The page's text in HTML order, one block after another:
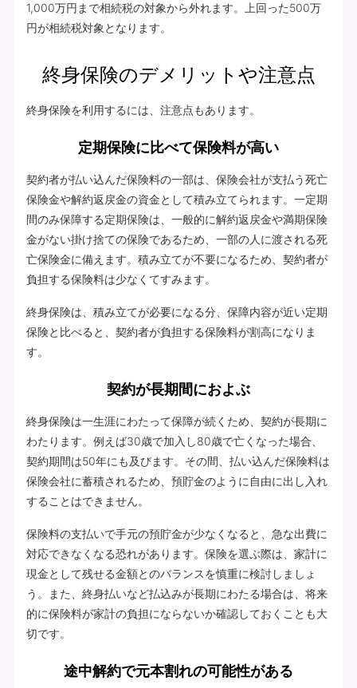
1,000万円まで相続税の対象から外れます。上回った500万
円が相続税対象となります。
終身保険のデメリットや注意点
終身保険を利用するには、注意点もあります。
定期保険に比べて保険料が高い
契約者が払い込んだ保険料の一部は、保険会社が支払う死亡
保険金や解約返戻金の資金として積み立てられます。一定期
間のみ保障する定期保険は、一般的に解約返戻金や満期保険
金がない掛け捨ての保険であるため、一部の人に渡される死
亡保険金に備えます。積み立てが不要になるため、契約者が
負担する保険料は少なくてすみます。
終身保険は、積み立てが必要になる分、保障内容が近い定期
保険と比べると、契約者が負担する保険料が割高になりま
す。
契約が長期間におよぶ
終身保険は一生涯にわたって保障が続くため、契約が長期に
わたります。例えば30歳で加入し80歳で亡くなった場合、
契約期間は50年にも及びます。その間、払い込んだ保険料は
保険会社に蓄積されるため、預貯金のように自由に出し入れ
することはできません。
保険料の支払いで手元の預貯金が少なくなると、急な出費に
対応できなくなる恐れがあります。保険を選ぶ際は、家計に
現金として残せる金額とのバランスを慎重に検討しましょ
う。また、終身払いなど払込みが長期にわたる場合は、将来
的に保険料が家計の負担にならないか確認しておくことも大
切です。
途中解約で元本割れの可能性がある